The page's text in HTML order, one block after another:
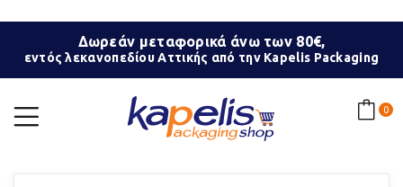
Δωρεάν μεταφορικά άνω των 80€,
εντός λεκανοπεδίου Αττικής από την Kapelis Packaging
0